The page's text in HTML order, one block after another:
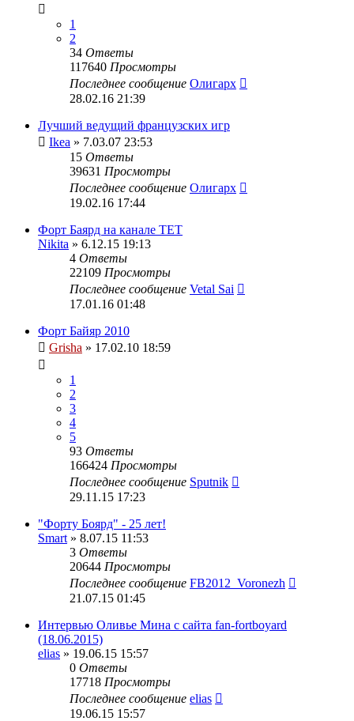
1
2
34 Ответы
117640 Просмотры
Последнее сообщение Олигарх
28.02.16 21:39
Лучший ведущий французских игр
Ikea » 7.03.07 23:53
15 Ответы
39631 Просмотры
Последнее сообщение Олигарх
19.02.16 17:44
Форт Баярд на канале ТЕТ
Nikita » 6.12.15 19:13
4 Ответы
22109 Просмотры
Последнее сообщение Vetal Sai
17.01.16 01:48
Форт Байяр 2010
Grisha » 17.02.10 18:59
1
2
3
4
5
93 Ответы
166424 Просмотры
Последнее сообщение Sputnik
29.11.15 17:23
"Форту Боярд" - 25 лет!
Smart » 8.07.15 11:53
3 Ответы
20644 Просмотры
Последнее сообщение FB2012_Voronezh
21.07.15 01:45
Интервью Оливье Мина с сайта fan-fortboyard
(18.06.2015)
elias » 19.06.15 15:57
0 Ответы
17718 Просмотры
Последнее сообщение elias
19.06.15 15:57